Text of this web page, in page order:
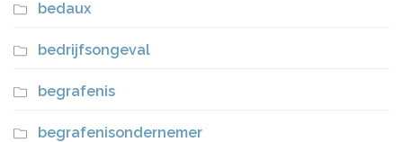
bedaux
bedrijfsongeval
begrafenis
begrafenisondernemer